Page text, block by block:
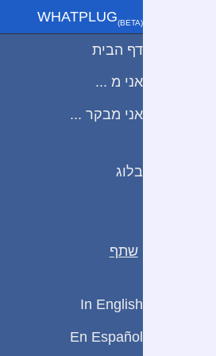
WHATPLUG(ΒETA)
דף הבית
אני מ ...
אני מבקר ...
בלוג
שתף
In English
En Español